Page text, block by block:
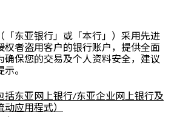
「东亚银行」或「本行」）采用先进
权者盗用客户的银行账户，提供全面
确保您的交易及个人资料安全，建议
。
括东亚网上银行/东亚企业网上银行及
应用程式）